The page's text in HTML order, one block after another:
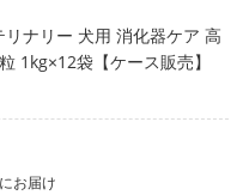
ナリー 犬用 消化器ケア 高
1kg×12袋【ケース販売】
にお届け